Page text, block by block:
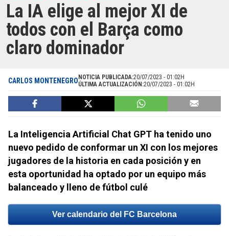
La IA elige al mejor XI de
todos con el Barça como
claro dominador
CARLOS MONTENEGRO NOTICIA PUBLICADA:20/07/2023 - 01:02H
ÚLTIMA ACTUALIZACIÓN:20/07/2023 - 01:02H
La Inteligencia Artificial Chat GPT ha tenido uno
nuevo pedido de conformar un XI con los mejores
jugadores de la historia en cada posición y en
esta oportunidad ha optado por un equipo más
balanceado y lleno de fútbol culé
Ver calendario del FC Barcelona